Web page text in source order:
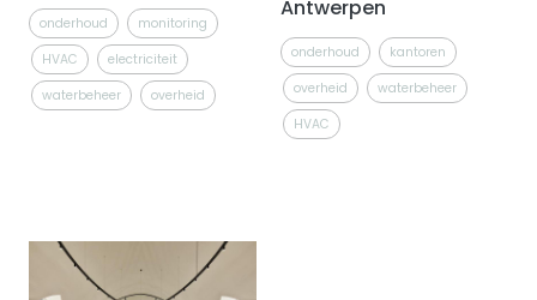
onderhoud
monitoring
HVAC
electriciteit
waterbeheer
overheid
Antwerpen
onderhoud
kantoren
overheid
waterbeheer
HVAC